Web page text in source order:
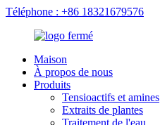
Téléphone : +86 18321679576
Maison
À propos de nous
Produits
Tensioactifs et amines
Extraits de plantes
Traitement de l'eau